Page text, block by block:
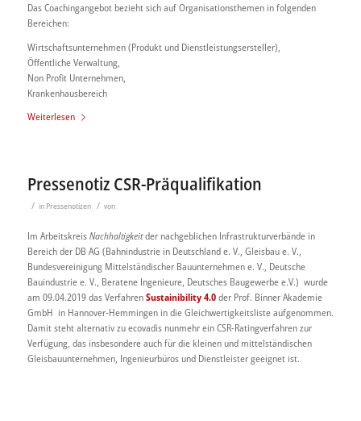
Das Coachingangebot bezieht sich auf Organisationsthemen in folgenden
Bereichen:
Wirtschaftsunternehmen (Produkt und Dienstleistungsersteller),
Öffentliche Verwaltung,
Non Profit Unternehmen,
Krankenhausbereich
Weiterlesen
Pressenotiz CSR-Präqualifikation
/ in Pressenotizen / von
Im ArbeitskreisNachhaltigkeitder nachgeblichen Infrastrukturverbände in
Bereich der DB AG (Bahnindustrie in Deutschland e. V., Gleisbau e. V.,
Bundesvereinigung Mittelständischer Bauunternehmen e. V., Deutsche
Bauindustrie e. V., Beratene Ingenieure, Deutsches Baugewerbe e.V.) wurde
am 09.04.2019 das VerfahrenSustainibility 4.0der Prof. Binner Akademie
GmbH in Hannover-Hemmingen in die Gleichwertigkeitsliste aufgenommen.
Damit steht alternativ zu ecovadis nunmehr ein CSR-Ratingverfahren zur
Verfügung, das insbesondere auch für die kleinen und mittelständischen
Gleisbauunternehmen, Ingenieurbüros und Dienstleister geeignet ist.